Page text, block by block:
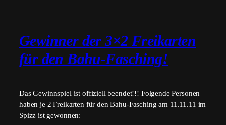
Gewinner der 3×2 Freikarten
für den Bahu-Fasching!
Das Gewinnspiel ist offiziell beendet!!! Folgende Personen
haben je 2 Freikarten für den Bahu-Fasching am 11.11.11 im
Spizz ist gewonnen: